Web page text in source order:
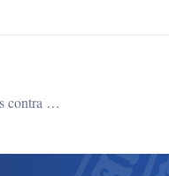
Comisión Interinstitucional de Seguimiento de Muertes Violentas contra Mujeres continúan con las acciones y refuerza estrategias para prevenir femicidios